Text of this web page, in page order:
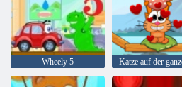
Wheely 5